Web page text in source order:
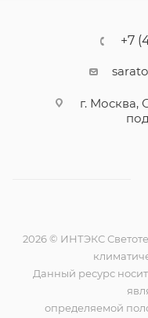
+7
г. Москва,
2026 © ИНТЭКС
Данный ресурс
определяемой